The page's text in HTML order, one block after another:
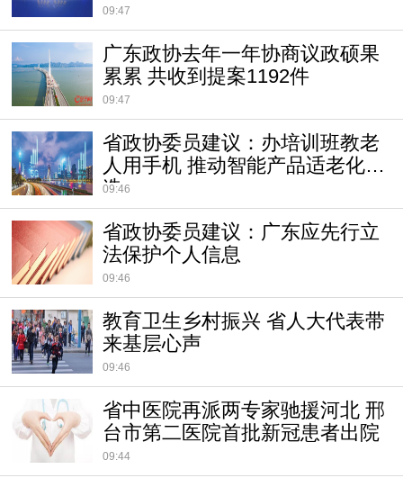
09:47
广东政协去年一年协商议政硕果
累累 共收到提案1192件
09:47
省政协委员建议：办培训班教老
人用手机 推动智能产品适老化改
造
09:46
省政协委员建议：广东应先行立
法保护个人信息
09:46
教育卫生乡村振兴 省人大代表带
来基层心声
09:46
省中医院再派两专家驰援河北 邢
台市第二医院首批新冠患者出院
09:44